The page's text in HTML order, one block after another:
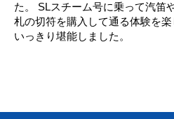
た。 SLスチーム号に乗って汽笛
札の切符を購入して通る体験を
いっきり堪能しました。